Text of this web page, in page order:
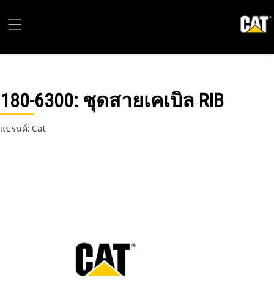
180-6300: ชุดสายเคเบิล RIB
แบรนด์: Cat